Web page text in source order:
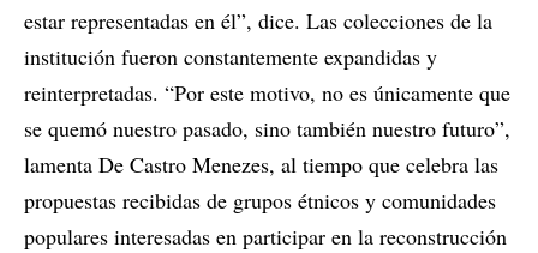
estar representadas en él”, dice. Las colecciones de la
institución fueron constantemente expandidas y
reinterpretadas. “Por este motivo, no es únicamente que
se quemó nuestro pasado, sino también nuestro futuro”,
lamenta De Castro Menezes, al tiempo que celebra las
propuestas recibidas de grupos étnicos y comunidades
populares interesadas en participar en la reconstrucción